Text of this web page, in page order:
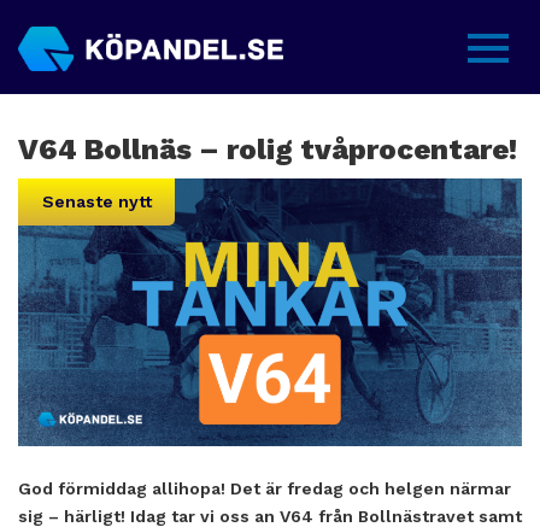
V64 Bollnäs – rolig tvåprocentare!
Senaste nytt
God förmiddag allihopa! Det är fredag och helgen närmar
sig – härligt! Idag tar vi oss an V64 från Bollnästravetsamt